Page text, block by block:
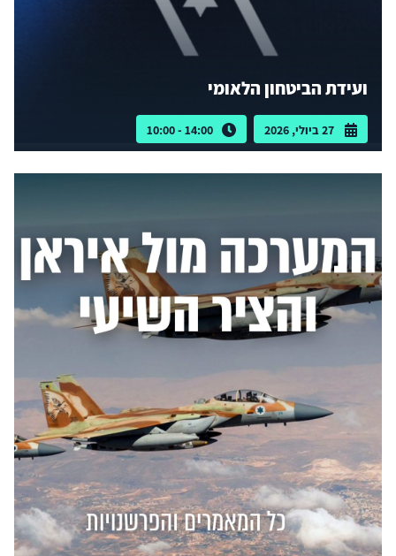
ועידת הביטחון הלאומי
27 ביולי, 2026 14:00 - 10:00